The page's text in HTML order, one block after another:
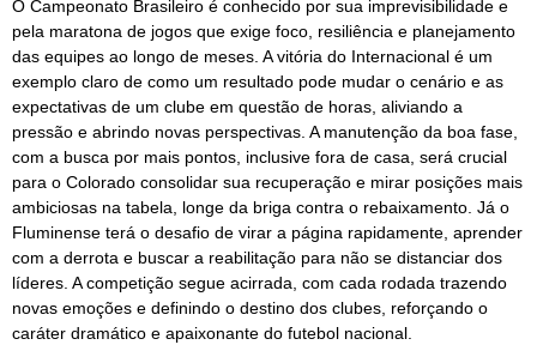
O Campeonato Brasileiro é conhecido por sua imprevisibilidade e
pela maratona de jogos que exige foco, resiliência e planejamento
das equipes ao longo de meses. A vitória do Internacional é um
exemplo claro de como um resultado pode mudar o cenário e as
expectativas de um clube em questão de horas, aliviando a
pressão e abrindo novas perspectivas. A manutenção da boa fase,
com a busca por mais pontos, inclusive fora de casa, será crucial
para o Colorado consolidar sua recuperação e mirar posições mais
ambiciosas na tabela, longe da briga contra o rebaixamento. Já o
Fluminense terá o desafio de virar a página rapidamente, aprender
com a derrota e buscar a reabilitação para não se distanciar dos
líderes. A competição segue acirrada, com cada rodada trazendo
novas emoções e definindo o destino dos clubes, reforçando o
caráter dramático e apaixonante do futebol nacional.